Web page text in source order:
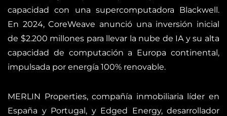
capacidad con una supercomputadora Blackwell.
En 2024, CoreWeave anunció una inversión inicial
de $2.200 millones para llevar la nube de IA y su alta
capacidad de computación a Europa continental,
impulsada por energía 100% renovable.
MERLIN Properties, compañía inmobiliaria líder en
España y Portugal, y Edged Energy, desarrollador